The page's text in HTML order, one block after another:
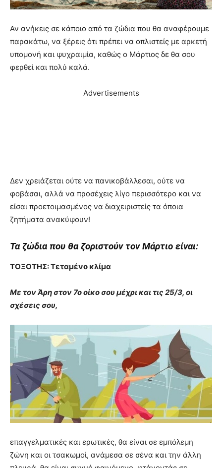
Αν ανήκεις σε κάποιο από τα ζώδια που θα αναφέρουμε
παρακάτω, να ξέρεις ότι πρέπει να οπλιστείς με αρκετή
υπομονή και ψυχραιμία, καθώς ο Μάρτιος δε θα σου
φερθεί και πολύ καλά.
Advertisements
Δεν χρειάζεται ούτε να πανικοβάλλεσαι, ούτε να
φοβάσαι, αλλά να προσέχεις λίγο περισσότερο και να
είσαι προετοιμασμένος να διαχειριστείς τα όποια
ζητήματα ανακύψουν!
Τα ζώδια που θα ζοριστούν τον Μάρτιο είναι:
ΤΟΞΟΤΗΣ: Τεταμένο κλίμα
Με τον Άρη στον 7ο οίκο σου μέχρι και τις 25/3, οι
σχέσεις σου,
επαγγελματικές και ερωτικές, θα είναι σε εμπόλεμη
ζώνη και οι τσακωμοί, ανάμεσα σε σένα και την άλλη